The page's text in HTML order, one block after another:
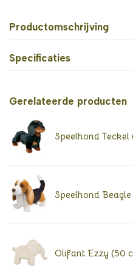
Productomschrijving
Specificaties
Gerelateerde producten
Speelhond Teckel
Speelhond
Olifant Ezzy (50